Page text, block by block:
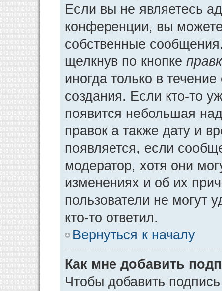
Если вы не являетесь
конференции, вы можете
собственные
щелкнув по кнопке
иногда только в
создания. Если кто-то
появится небольшая
правок а также дату и
появляется, если
модератор, хотя они
изменениях и об их
пользователи не могут
кто-то ответил.
Вернуться к началу
Как мне добавить
Чтобы добавить